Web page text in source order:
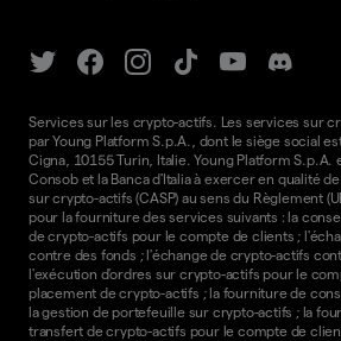
Services sur les crypto-actifs. Les services sur
par Young Platform S.p.A., dont le siège social
Cigna, 10155 Turin, Italie. Young Platform S.p.A.
Consob et la Banca d'Italia à exercer en qualité
sur crypto-actifs (CASP) au sens du Règlement
pour la fourniture des services suivants : la
de crypto-actifs pour le compte de clients ;
contre des fonds ; l'échange de crypto-actifs
l'exécution d'ordres sur crypto-actifs pour le
placement de crypto-actifs ; la fourniture de
la gestion de portefeuille sur crypto-actifs ; la
transfert de crypto-actifs pour le compte de